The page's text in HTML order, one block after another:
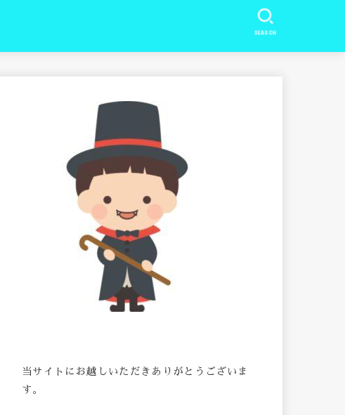
SEARCH
当サイトにお越しいただきありがとうございま
す。